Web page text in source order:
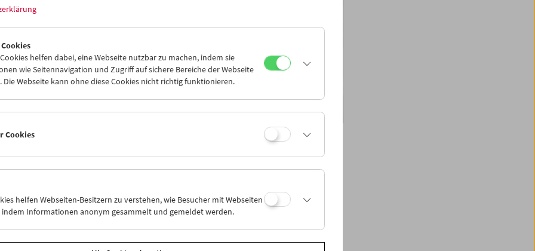
Artmann
und Lyrikerin Emily Artmann verstarb im Jänner dieses Jahres. Mit urteilsfreier
empathischem Esprit hat sich Emily Artmann ihrer Arbeit und ihren Mitmenschen
helfen dabei, eine Webseite nutzbar zu machen, indem sie
wie Seitennavigation und Zugriff auf sichere Bereiche der Webseite
Die Webseite kann ohne diese Cookies nicht richtig funktionieren.
Cookies
helfen Webseiten-Besitzern zu verstehen, wie Besucher mit Webseiten
indem Informationen anonym gesammelt und gemeldet werden.